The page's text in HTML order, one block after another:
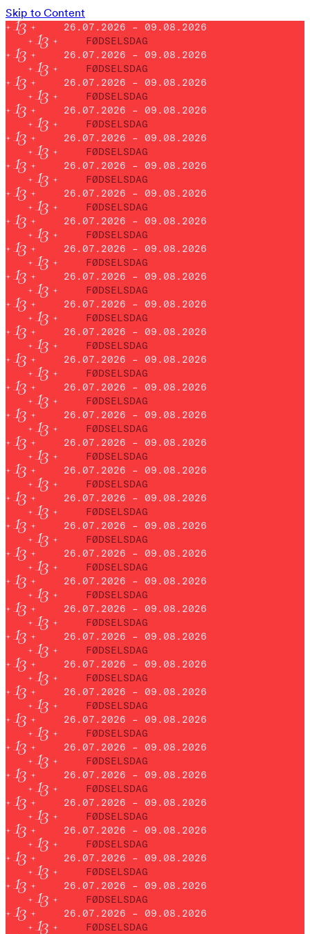
Skip to Content
26.07.2026 – 09.08.2026
FØDSELSDAG
26.07.2026 – 09.08.2026
FØDSELSDAG
26.07.2026 – 09.08.2026
FØDSELSDAG
26.07.2026 – 09.08.2026
FØDSELSDAG
26.07.2026 – 09.08.2026
FØDSELSDAG
26.07.2026 – 09.08.2026
FØDSELSDAG
26.07.2026 – 09.08.2026
FØDSELSDAG
26.07.2026 – 09.08.2026
FØDSELSDAG
26.07.2026 – 09.08.2026
FØDSELSDAG
26.07.2026 – 09.08.2026
FØDSELSDAG
26.07.2026 – 09.08.2026
FØDSELSDAG
26.07.2026 – 09.08.2026
FØDSELSDAG
26.07.2026 – 09.08.2026
FØDSELSDAG
26.07.2026 – 09.08.2026
FØDSELSDAG
26.07.2026 – 09.08.2026
FØDSELSDAG
26.07.2026 – 09.08.2026
FØDSELSDAG
26.07.2026 – 09.08.2026
FØDSELSDAG
26.07.2026 – 09.08.2026
FØDSELSDAG
26.07.2026 – 09.08.2026
FØDSELSDAG
26.07.2026 – 09.08.2026
FØDSELSDAG
26.07.2026 – 09.08.2026
FØDSELSDAG
26.07.2026 – 09.08.2026
FØDSELSDAG
26.07.2026 – 09.08.2026
FØDSELSDAG
26.07.2026 – 09.08.2026
FØDSELSDAG
26.07.2026 – 09.08.2026
FØDSELSDAG
26.07.2026 – 09.08.2026
FØDSELSDAG
26.07.2026 – 09.08.2026
FØDSELSDAG
26.07.2026 – 09.08.2026
FØDSELSDAG
26.07.2026 – 09.08.2026
FØDSELSDAG
26.07.2026 – 09.08.2026
FØDSELSDAG
26.07.2026 – 09.08.2026
FØDSELSDAG
26.07.2026 – 09.08.2026
FØDSELSDAG
26.07.2026 – 09.08.2026
FØDSELSDAG